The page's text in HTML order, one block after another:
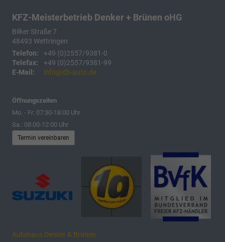
KFZ-Meisterbetrieb Denker + Brünen oHG
Bilker Straße 7
48493 Wettringen
Telefon:
+49 (0)2557/9381-0
Telefax:
+49 (0)2557/9381-99
E-Mail:
info@db-auto.de
Öffnungszeiten
Mo. - Fr: 07:30-18:00 Uhr
Sa.: 08:00-12:00 Uhr
Termin vereinbaren
Autohaus Denker & Brünen